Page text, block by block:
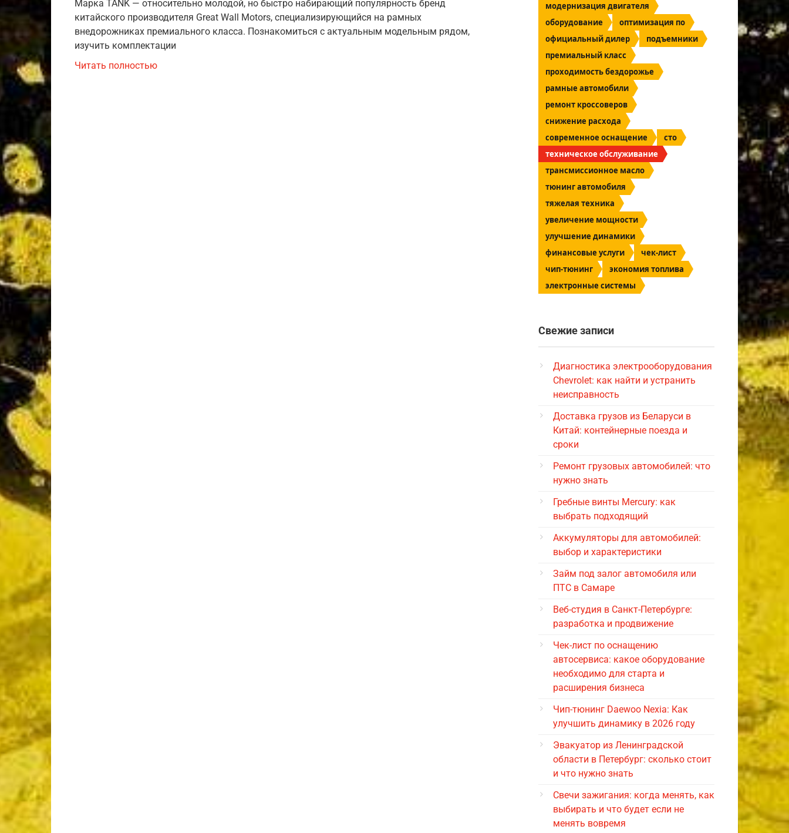
Марка TANK — относительно молодой, но быстро набирающий популярность бренд
китайского производителя Great Wall Motors, специализирующийся на рамных
внедорожниках премиального класса. Познакомиться с актуальным модельным рядом,
изучить комплектации
Читать полностью
модернизация двигателя
оборудование
оптимизация по
официальный дилер
подъемники
премиальный класс
проходимость бездорожье
рамные автомобили
ремонт кроссоверов
снижение расхода
современное оснащение
сто
техническое обслуживание
трансмиссионное масло
тюнинг автомобиля
тяжелая техника
увеличение мощности
улучшение динамики
финансовые услуги
чек-лист
чип-тюнинг
экономия топлива
электронные системы
Свежие записи
Диагностика электрооборудования
Chevrolet: как найти и устранить
неисправность
Доставка грузов из Беларуси в
Китай: контейнерные поезда и
сроки
Ремонт грузовых автомобилей: что
нужно знать
Гребные винты Mercury: как
выбрать подходящий
Аккумуляторы для автомобилей:
выбор и характеристики
Займ под залог автомобиля или
ПТС в Самаре
Веб-студия в Санкт-Петербурге:
разработка и продвижение
Чек-лист по оснащению
автосервиса: какое оборудование
необходимо для старта и
расширения бизнеса
Чип-тюнинг Daewoo Nexia: Как
улучшить динамику в 2026 году
Эвакуатор из Ленинградской
области в Петербург: сколько стоит
и что нужно знать
Свечи зажигания: когда менять, как
выбирать и что будет если не
менять вовремя